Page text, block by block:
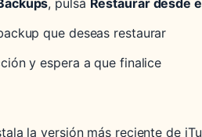
, pulsa Restaurar desde
que deseas restaurar
y espera a que finalice
la versión más reciente de